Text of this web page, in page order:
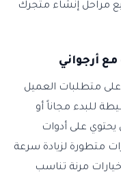
مراحل إنشاء متجرك
أرجواني
على متطلبات العميل
للبدء مجاناً أو
على أدوات
متطورة لزيادة سرعة
مرنة تناسب